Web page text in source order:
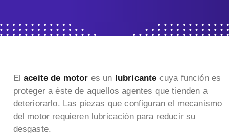
Elaceite de motor es un lubricante cuya función es
proteger a éste de aquellos agentes que tienden a
deteriorarlo. Las piezas que configuran el mecanismo
del motor requieren lubricación para reducir su
desgaste.